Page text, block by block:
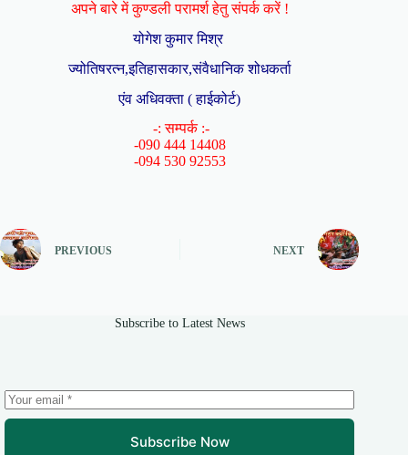
अपने बारे में कुण्डली परामर्श हेतु संपर्क करें !
योगेश कुमार मिश्र
ज्योतिषरत्न,इतिहासकार,संवैधानिक शोधकर्ता
एंव अधिवक्ता ( हाईकोर्ट)
-: सम्पर्क :-
-090 444 14408
-094 530 92553
PREVIOUS NEXT
Subscribe to Latest News
Subscribe Now